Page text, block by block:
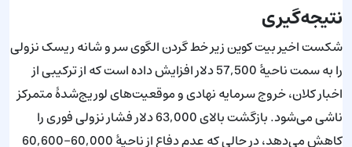
نتیجه‌گیری
شکست اخیر بیت کوین زیر خط گردن الگوی سر و شانه ریسک نزولی
را به سمت ناحیهٔ 57,500 دلار افزایش داده است که از ترکیبی از
اخبار کلان، خروج سرمایه نهادی و موقعیت‌های لوریج‌شدهٔ متمرکز
ناشی می‌شود. بازگشت بالای 63,000 دلار فشار نزولی فوری را
کاهش می‌دهد، در حالی که عدم دفاع از ناحیهٔ 60,000–60,600